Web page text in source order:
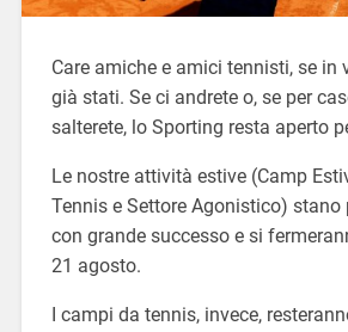
Care amiche e amici tennisti, se in
già stati. Se ci andrete o, se per
salterete, lo Sporting resta aperto
Le nostre attività estive (Camp
Tennis e Settore Agonistico) stano
con grande successo e si
21 agosto.
I campi da tennis, invece,